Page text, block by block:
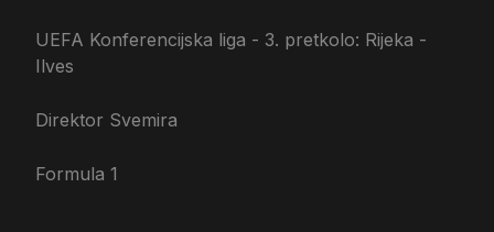
UEFA Konferencijska liga - 3. pretkolo: Rijeka -
Ilves
Direktor Svemira
Formula 1